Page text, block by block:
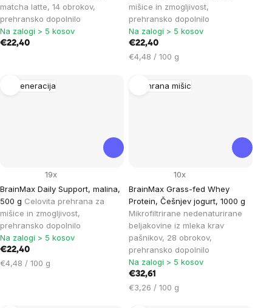
matcha latte, 14 obrokov,
prehransko dopolnilo
Na zalogi > 5 kosov
€22,40
mišice in zmogljivost,
prehransko dopolnilo
Na zalogi > 5 kosov
€22,40
Cena
enoto:
€4,48 / 100 g
Regeneracija
BrainMax Daily Support, malina,
500 g Celovita prehrana za
mišice in zmogljivost,
prehransko dopolnilo
19x
Na zalogi > 5 kosov
€22,40
Cena
€4,48 / 100 g
Prehrana mišic
BrainMax Grass-fed Whey
Protein, Češnjev jogurt, 1000 g
Mikrofiltrirane nedenaturirane
beljakovine iz mleka krav
pašnikov, 28 obrokov,
prehransko dopolnilo
10x
Na zalogi > 5 kosov
€32,61
Cena
€3,26 / 100 g